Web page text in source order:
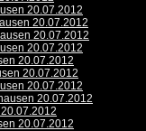
20.07.2012
20.07.2012
20.07.2012
20.07.2012
20.07.2012
20.07.2012
20.07.2012
20.07.2012
20.07.2012